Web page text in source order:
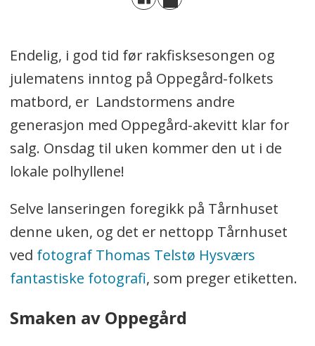
Endelig, i god tid før rakfisksesongen og
julematens inntog på Oppegård-folkets
matbord, er Landstormens andre
generasjon med Oppegård-akevitt klar for
salg. Onsdag til uken kommer den ut i de
lokale polhyllene!
Selve lanseringen foregikk på Tårnhuset
denne uken, og det er nettopp Tårnhuset
ved fotograf Thomas Telstø Hysværs
fantastiske fotografi, som preger etiketten.
Smaken av Oppegård